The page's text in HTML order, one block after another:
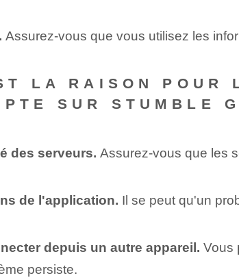
Assurez-vous que vous utilisez les
LA RAISON POUR
SUR STUMBLE
des serveurs. Assurez-vous que les
de l'application. Il se peut qu'un
depuis un autre appareil. Vous
persiste.